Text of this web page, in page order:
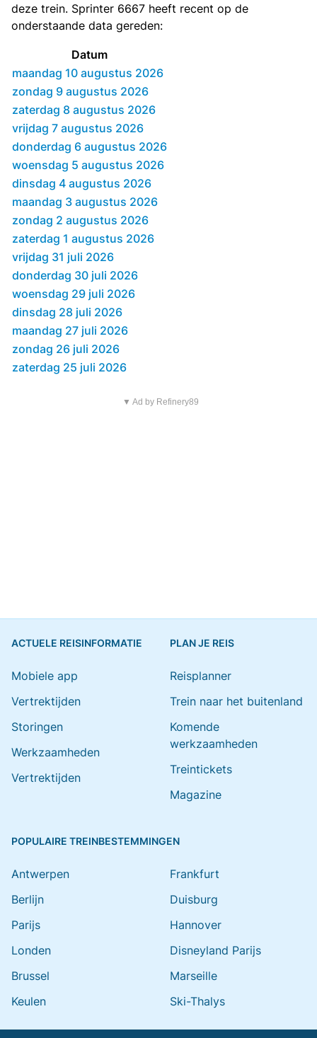
deze trein. Sprinter 6667 heeft recent op de
onderstaande data gereden:
Datum
maandag 10 augustus 2026
zondag 9 augustus 2026
zaterdag 8 augustus 2026
vrijdag 7 augustus 2026
donderdag 6 augustus 2026
woensdag 5 augustus 2026
dinsdag 4 augustus 2026
maandag 3 augustus 2026
zondag 2 augustus 2026
zaterdag 1 augustus 2026
vrijdag 31 juli 2026
donderdag 30 juli 2026
woensdag 29 juli 2026
dinsdag 28 juli 2026
maandag 27 juli 2026
zondag 26 juli 2026
zaterdag 25 juli 2026
▼ Ad by Refinery89
ACTUELE REISINFORMATIE
Mobiele app
Vertrektijden
Storingen
Werkzaamheden
Vertrektijden
PLAN JE REIS
Reisplanner
Trein naar het buitenland
Komende
werkzaamheden
Treintickets
Magazine
POPULAIRE TREINBESTEMMINGEN
Antwerpen
Berlijn
Parijs
Londen
Brussel
Keulen
Frankfurt
Duisburg
Hannover
Disneyland Parijs
Marseille
Ski-Thalys